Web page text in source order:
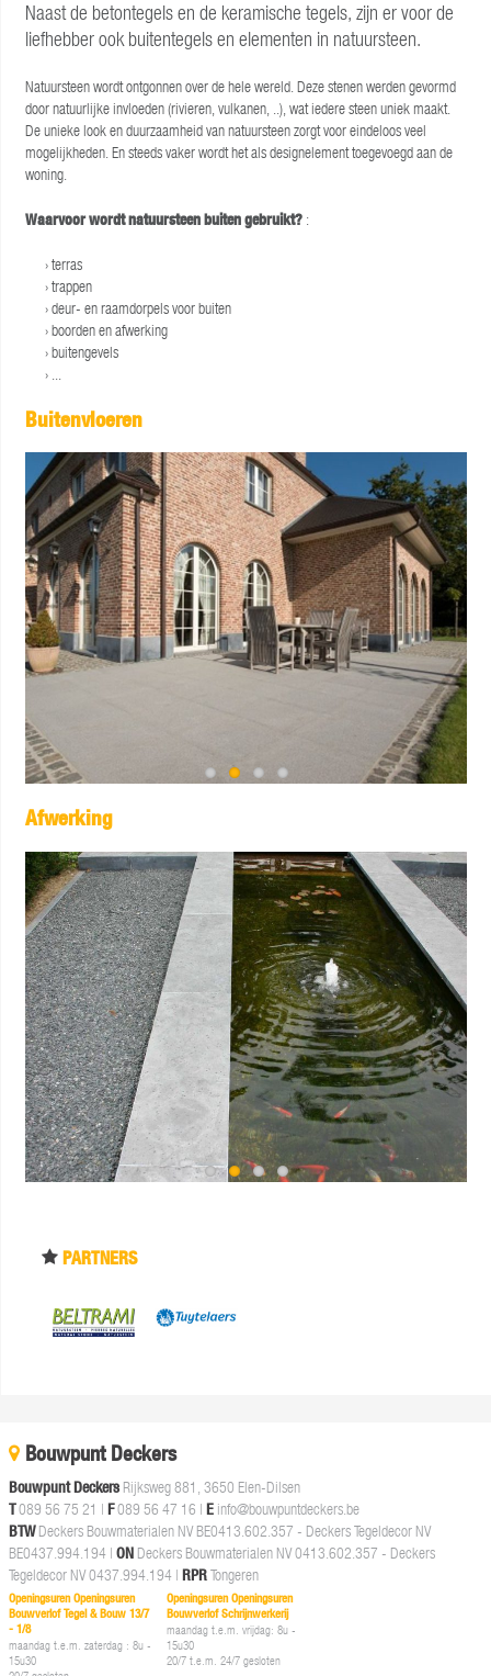
Naast de betontegels en de keramische tegels, zijn er voor de
liefhebber ook buitentegels en elementen in natuursteen.
Natuursteen wordt ontgonnen over de hele wereld. Deze stenen werden gevormd
door natuurlijke invloeden (rivieren, vulkanen, ..), wat iedere steen uniek maakt.
De unieke look en duurzaamheid van natuursteen zorgt voor eindeloos veel
mogelijkheden. En steeds vaker wordt het als designelement toegevoegd aan de
woning.
Waarvoor wordt natuursteen buiten gebruikt? :
terras
trappen
deur- en raamdorpels voor buiten
boorden en afwerking
buitengevels
Buitenvloeren
Afwerking
PARTNERS
Bouwpunt Deckers
Bouwpunt Deckers Rijksweg 881, 3650 Elen-Dilsen
T089 56 75 21 | F089 56 47 16 | E info@bouwpuntdeckers.be
BTWDeckers Bouwmaterialen NV BE0413.602.357 - Deckers Tegeldecor NV
BE0437.994.194 | ON Deckers Bouwmaterialen NV 0413.602.357 - Deckers
Tegeldecor NV 0437.994.194 | RPRTongeren
Openingsuren Openingsuren
Bouwverlof Tegel & Bouw 13/7
- 1/8
maandag t.e.m. zaterdag : 8u -
15u30
Openingsuren Openingsuren
Bouwverlof Schrijnwerkerij
maandag t.e.m. vrijdag: 8u -
15u30
20/7 t.e.m. 24/7 gesloten